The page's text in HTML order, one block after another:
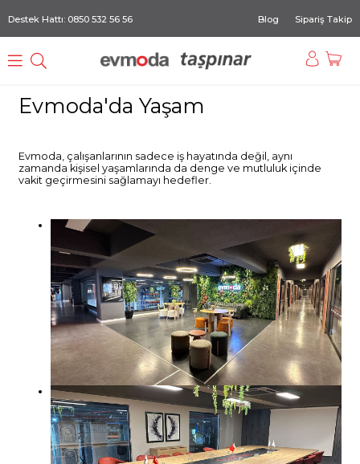
Destek Hattı: 0850 532 56 56 Blog Sipariş Takip
Evmoda'da Yaşam
Evmoda, çalışanlarının sadece iş hayatında değil, aynı
zamanda kişisel yaşamlarında da denge ve mutluluk içinde
vakit geçirmesini sağlamayı hedefler.